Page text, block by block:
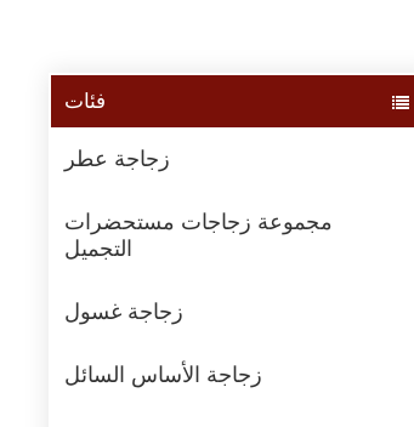
فئات
زجاجة عطر
مجموعة زجاجات مستحضرات
التجميل
زجاجة غسول
زجاجة الأساس السائل